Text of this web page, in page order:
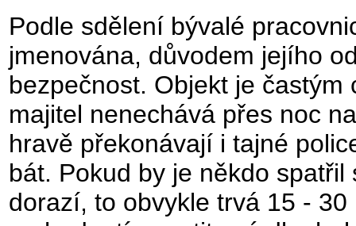
Podle sdělení bývalé
jmenována, důvodem jejího
bezpečnost. Objekt je
majitel nenechává přes noc
hravě překonávají i tajné
bát. Pokud by je někdo
dorazí, to obvykle trvá 15 -